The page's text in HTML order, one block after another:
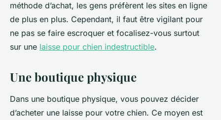
méthode d’achat, les gens préfèrent les sites en ligne
de plus en plus. Cependant, il faut être vigilant pour
ne pas se faire escroquer et focalisez-vous surtout
sur une laisse pour chien indestructible.
Une boutique physique
Dans une boutique physique, vous pouvez décider
d’acheter une laisse pour votre chien. Ce moyen est